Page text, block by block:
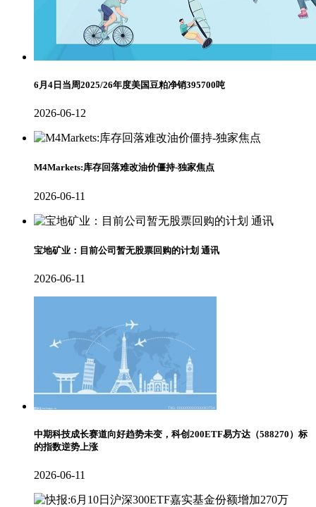
6月4日当周2025/26年度美国豆粕净销395700吨
2026-06-12
M4Markets:库存回落难改油价僵持-独家焦点
2026-06-11
宝地矿业：目前公司暂无股票回购的计划 通讯
2026-06-11
中期科技成长赛道向好趋势未变，科创200ETF易方达（588270）标
的指数逆势上涨
2026-06-11